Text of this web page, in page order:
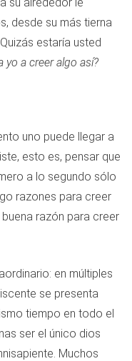
desde su más tierna
estaría usted
yo a creer algo así?
uno puede llegar a
esto es, pensar que
a lo segundo sólo
razones para creer
razón para creer
en múltiples
se presenta
tiempo en todo el
ser el único dios
Muchos